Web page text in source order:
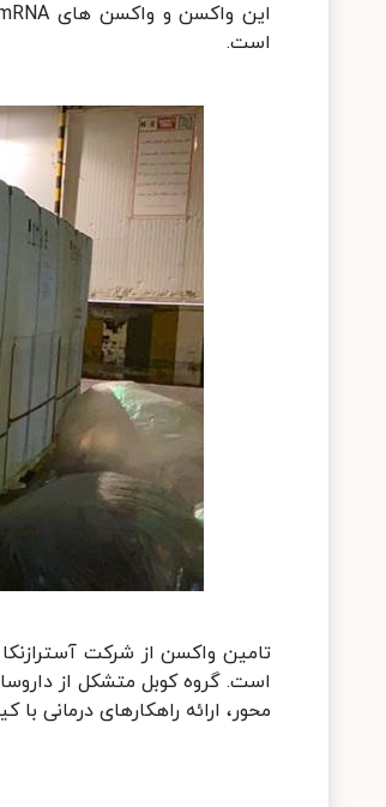
است.
است. گروه کوبل متشکل از
محور، ارائه راهکارهای درمانی